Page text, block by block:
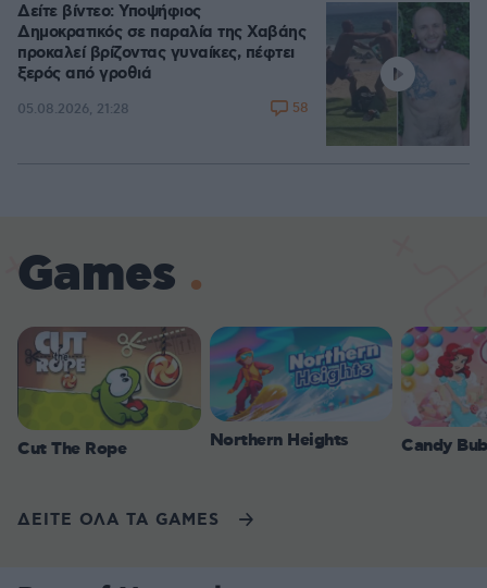
Δείτε βίντεο: Υποψήφιος
Δημοκρατικός σε παραλία της Χαβάης
προκαλεί βρίζοντας γυναίκες, πέφτει
ξερός από γροθιά
05.08.2026, 21:28 58
Games
Cut The Rope Northern Heights Candy
ΔΕΙΤΕ ΟΛΑ ΤΑ GAMES